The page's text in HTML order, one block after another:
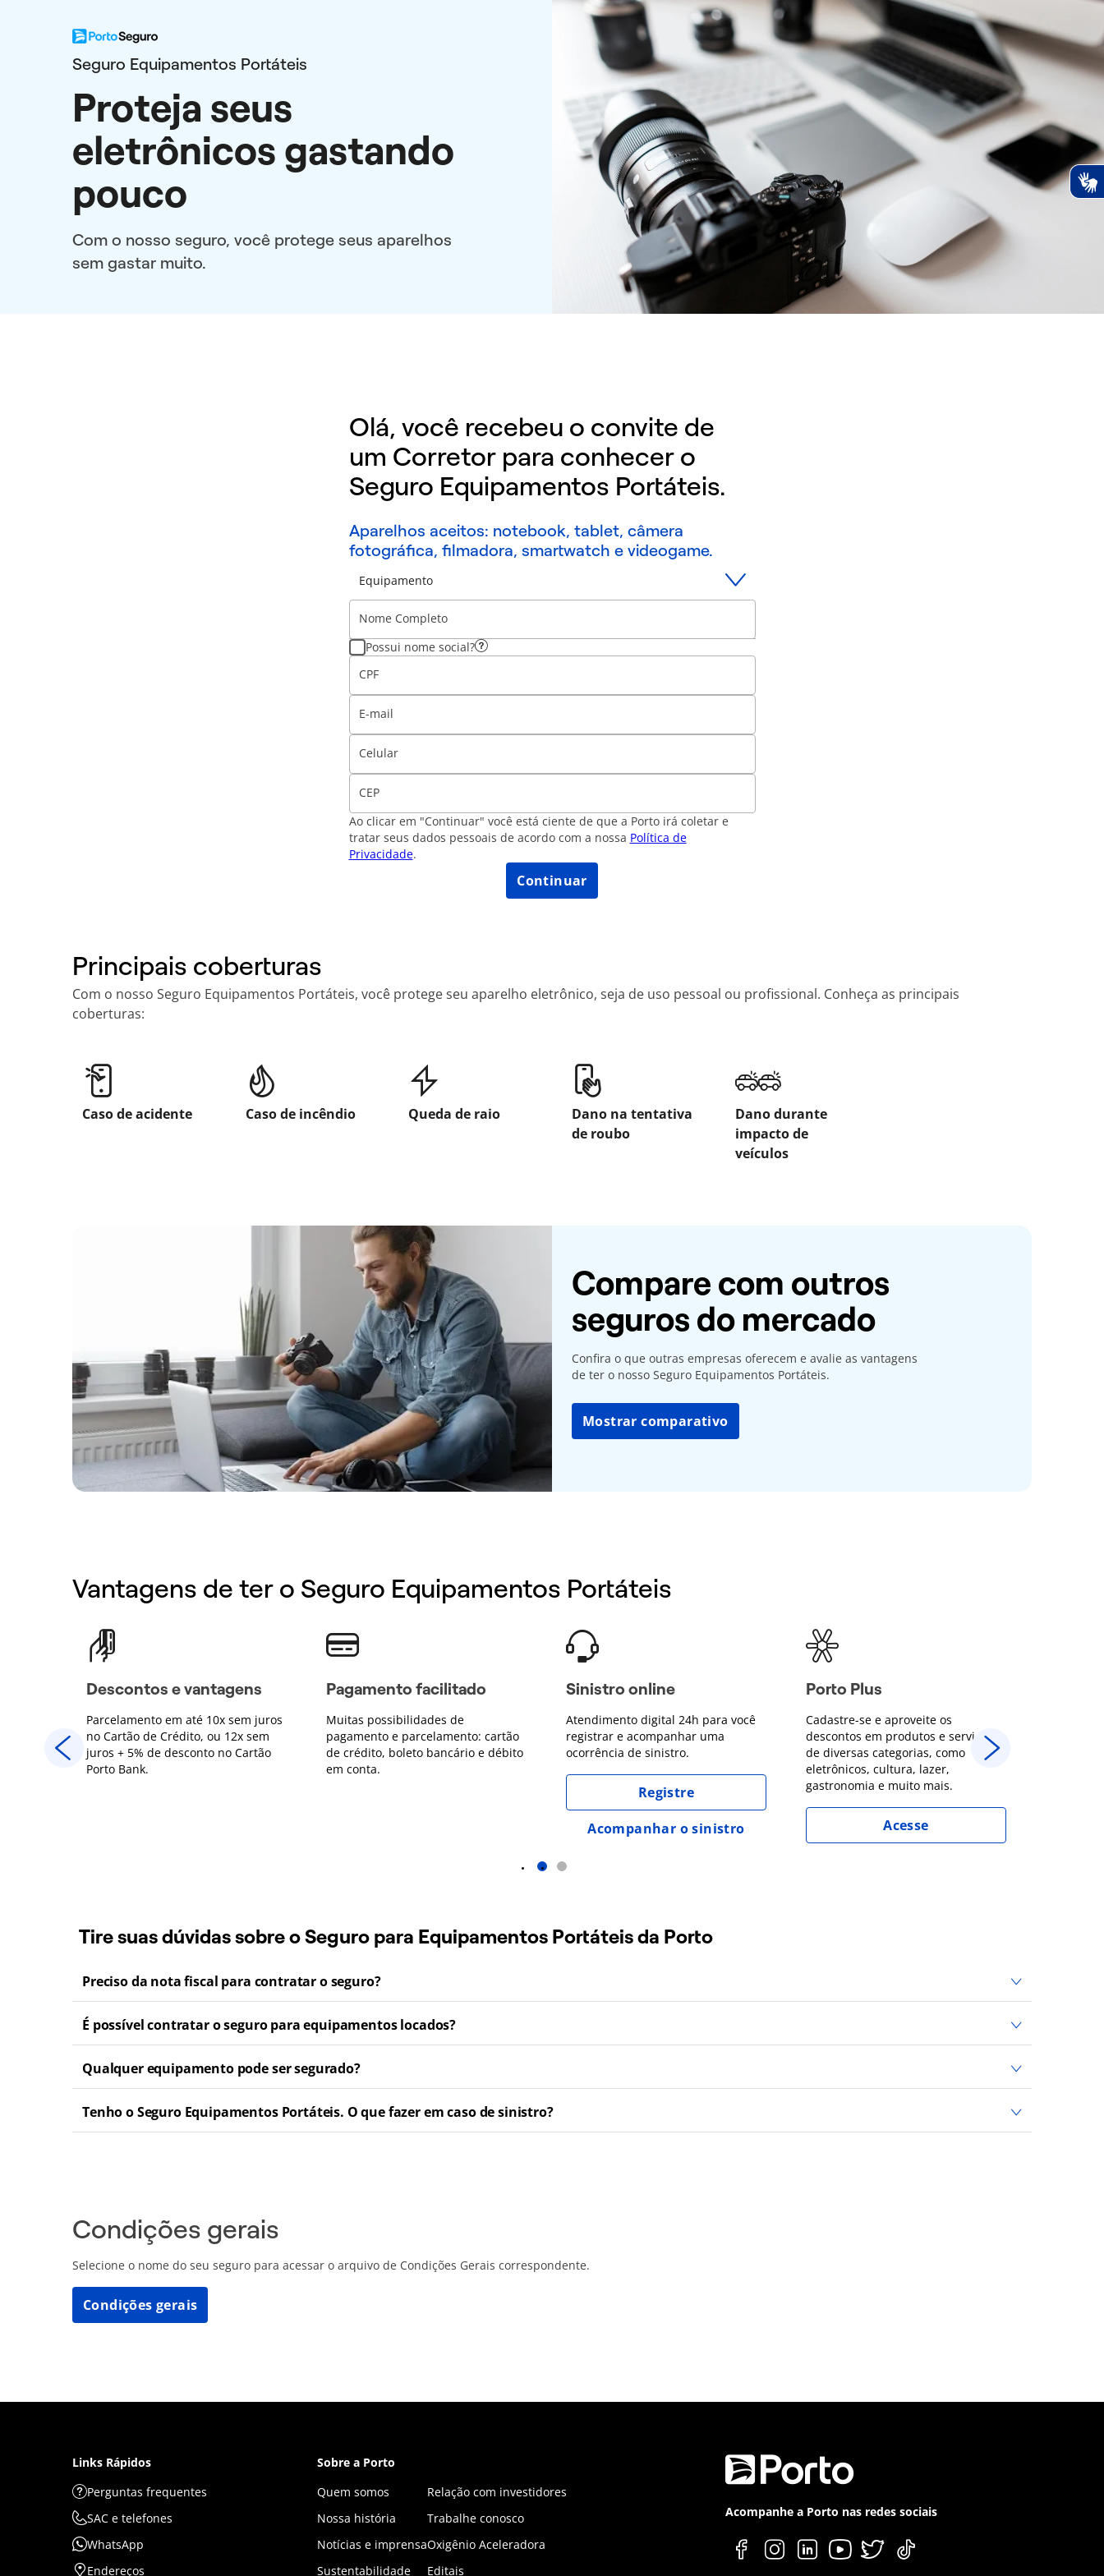
Seguro Equipamentos Portáteis
Proteja seus
eletrônicos gastando
pouco
Com o nosso seguro, você protege seus aparelhos
sem gastar muito.
Olá, você recebeu o convite de
um Corretor para conhecer o
Seguro Equipamentos Portáteis.
Aparelhos aceitos: notebook, tablet, câmera
fotográfica, filmadora, smartwatch e videogame.
Equipamento
Nome Completo
Possui nome social?
CPF
E-mail
Celular
CEP
Ao clicar em "Continuar" você está ciente de que a Porto irá coletar e
tratar seus dados pessoais de acordo com a nossa Política de
Privacidade.
Continuar
Principais coberturas
Com o nosso Seguro Equipamentos Portáteis, você protege seu aparelho eletrônico, seja de uso pessoal ou profissional. Conheça as principais
coberturas:
Caso de acidente Caso de incêndio Queda de raio
Dano na tentativa
de roubo
Dano durante
impacto de
veículos
Compare com outros
seguros do mercado
Confira o que outras empresas oferecem e avalie as vantagens
de ter o nosso Seguro Equipamentos Portáteis.
Mostrar comparativo
Vantagens de ter o Seguro Equipamentos Portáteis
Descontos e vantagens
Parcelamento em até 10x sem juros
no Cartão de Crédito, ou 12x sem
juros + 5% de desconto no Cartão
Porto Bank.
Pagamento facilitado
Muitas possibilidades de
pagamento e parcelamento: cartão
de crédito, boleto bancário e débito
em conta.
Sinistro online
Atendimento digital 24h para você
registrar e acompanhar uma
ocorrência de sinistro.
Registre
Acompanhar o sinistro
Porto Plus
Cadastre-se e aproveite os
descontos em produtos e serviços
de diversas categorias, como
eletrônicos, cultura, lazer,
gastronomia e muito mais.
Acesse
1 2
Tire suas dúvidas sobre o Seguro para Equipamentos Portáteis da Porto
Preciso da nota fiscal para contratar o seguro?
É possível contratar o seguro para equipamentos locados?
Qualquer equipamento pode ser segurado?
Tenho o Seguro Equipamentos Portáteis. O que fazer em caso de sinistro?
Condições gerais
Selecione o nome do seu seguro para acessar o arquivo de Condições Gerais correspondente.
Condições gerais
Links Rápidos
Perguntas frequentes
SAC e telefones
WhatsApp
Endereços
Sobre a Porto
Quem somos
Nossa história
Notícias e imprensa
Sustentabilidade
Relação com investidores
Trabalhe conosco
Oxigênio Aceleradora
Editais
Acompanhe a Porto nas redes sociais